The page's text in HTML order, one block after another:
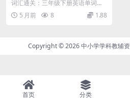
料
词汇通关：三年级下册英语单词晨
读晚默小纸条人教PEP版推荐 想要
孩子在三年级下学...
5 月前 8 1.88
Copyright © 2026中小学学科教辅
首页 分类